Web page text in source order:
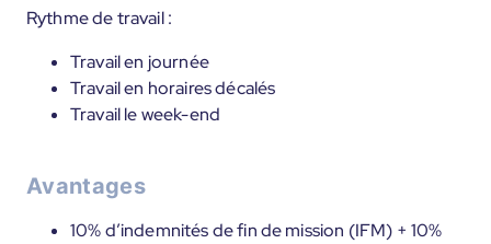
Rythme de travail :
Travail en journée
Travail en horaires décalés
Travail le week-end
Avantages
10% d’indemnités de fin de mission (IFM) + 10%